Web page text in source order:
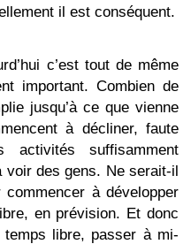
il est conséquent.
c’est tout de même
important. Combien de
jusqu’à ce que vienne
à décliner, faute
suffisamment
voir des gens. Ne serait-il
à développer
en prévision. Et donc
libre, passer à mi-